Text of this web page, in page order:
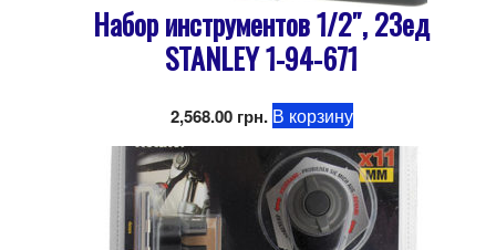
Набор инструментов 1/2″, 23ед
STANLEY 1-94-671
2,568.00 грн. В корзину